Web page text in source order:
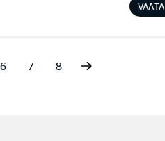
VAATA
6 7 8